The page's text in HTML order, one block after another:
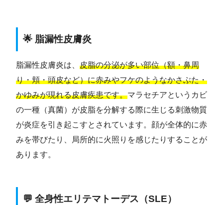
🌟 脂漏性皮膚炎
脂漏性皮膚炎は、 皮脂の分泌が多い部位（額・鼻周
り・頬・頭皮など）に赤みやフケのようなかさぶた・
かゆみが現れる皮膚疾患です。マラセチアというカビ
の一種（真菌）が皮脂を分解する際に生じる刺激物質
が炎症を引き起こすとされています。顔が全体的に赤
みを帯びたり、局所的に火照りを感じたりすることが
あります。
💬 全身性エリテマトーデス（SLE）